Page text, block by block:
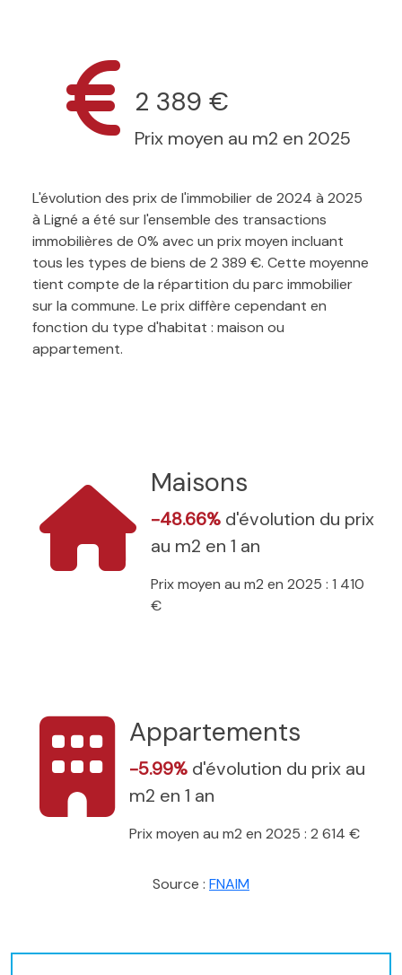
2 389 €
Prix moyen au m2 en 2025
L'évolution des prix de l'immobilier de 2024 à 2025
à Ligné a été sur l'ensemble des transactions
immobilières de 0% avec un prix moyen incluant
tous les types de biens de 2 389 €. Cette moyenne
tient compte de la répartition du parc immobilier
sur la commune. Le prix diffère cependant en
fonction du type d'habitat : maison ou
appartement.
Maisons
-48.66% d'évolution du prix
au m2 en 1 an
Prix moyen au m2 en 2025 : 1 410
€
Appartements
-5.99% d'évolution du prix au
m2 en 1 an
Prix moyen au m2 en 2025 : 2 614 €
Source : FNAIM